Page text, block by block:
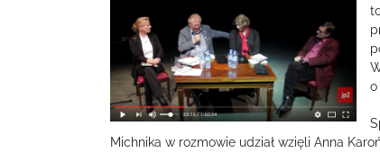
obrazek
o
Michnika w rozmowie udział wzięli Anna